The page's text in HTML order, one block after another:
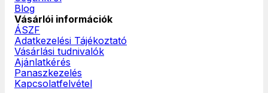
Blog
Vásárlói információk
ÁSZF
Adatkezelési Tájékoztató
Vásárlási tudnivalók
Ajánlatkérés
Panaszkezelés
Kapcsolatfelvétel